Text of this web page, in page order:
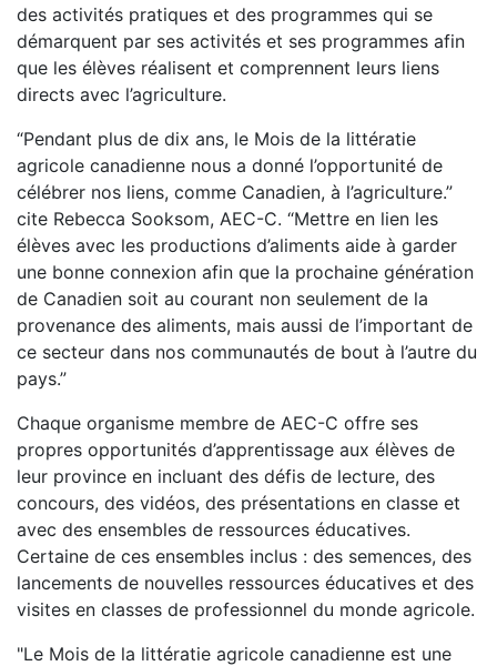
des activités pratiques et des programmes qui se
démarquent par ses activités et ses programmes afin
que les élèves réalisent et comprennent leurs liens
directs avec l’agriculture.
“Pendant plus de dix ans, le Mois de la littératie
agricole canadienne nous a donné l’opportunité de
célébrer nos liens, comme Canadien, à l’agriculture.”
cite Rebecca Sooksom, AEC-C. “Mettre en lien les
élèves avec les productions d’aliments aide à garder
une bonne connexion afin que la prochaine génération
de Canadien soit au courant non seulement de la
provenance des aliments, mais aussi de l’important de
ce secteur dans nos communautés de bout à l’autre du
pays.”
Chaque organisme membre de AEC-C offre ses
propres opportunités d’apprentissage aux élèves de
leur province en incluant des défis de lecture, des
concours, des vidéos, des présentations en classe et
avec des ensembles de ressources éducatives.
Certaine de ces ensembles inclus : des semences, des
lancements de nouvelles ressources éducatives et des
visites en classes de professionnel du monde agricole.
"Le Mois de la littératie agricole canadienne est une